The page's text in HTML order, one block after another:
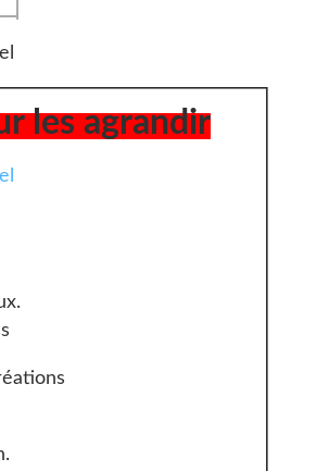
les agrandir